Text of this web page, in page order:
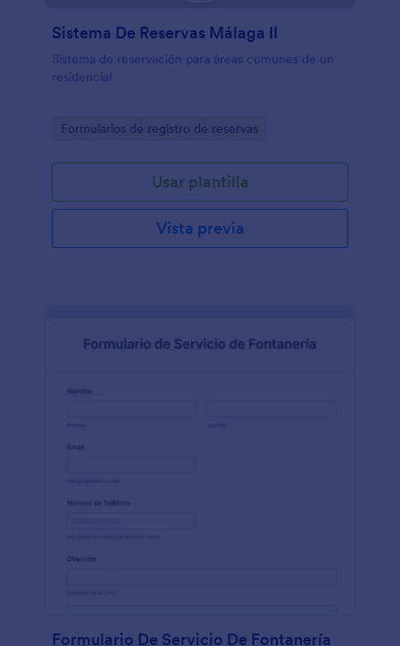
Sistema De Reservas Málaga II
Sistema de reservación para áreas comunes de un
residencial
Go to Category:
Formularios de registro de reservas
Usar plantilla
Vista previa
Formulario De Servicio De Fontanería